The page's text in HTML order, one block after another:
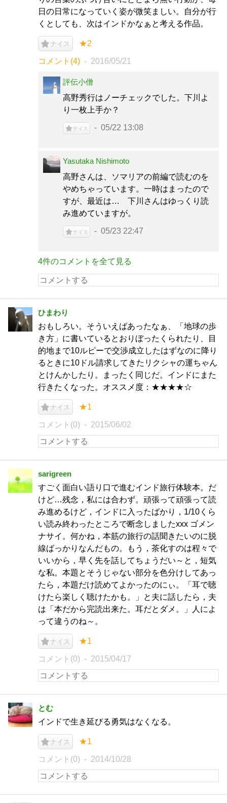
日の日常になっていく姿が微笑ましい。自分が行
くとしても、次はインドかなぁと考える作品。
ナイス ★2
コメント(4) 2016/05/21
評伝小僧
高野秀行はノーチェックでした。下川よ
り一枚上手か？
ナイス 05/22 13:08
Yasutaka Nishimoto
高野さんは、ソマリアの前編で読むのを
やめちゃっています。一時はまったので
すが、最近は… 下川さんはゆっくり読
み進めていますが。
ナイス 05/23 22:47
4件のコメントを全て見る
ひまわり
おもしろい。そういえばあったなぁ、「地球の歩
き方」に書いているとおりぼったくられたり、目
的地まで10ルピーで交渉成立したはずなのに降り
るときに10ドル請求してきたリクシャの運ちゃん
とけんかしたり。まったく同じだ。インドにまた
行きたくなった。オススメ度：★★★★☆
ナイス ★1
コメント(0) 2015/06/02
sarigreen
すごく面白い語り口で進むインド旅行体験本。だ
けど…残念，私には合わず。頑張って頑張って読
み進めるけど，インドに入ったばかり，1/10くら
い読み終わったところで断念しましたxxx ゴメン
ナサイ。何かね，本筋の旅行の話聞きたいのに脱
線ばっかりなんだもの。もう，茶化すのは程々で
いいから，早く先を話してちょうだい～と，短気
な私。本題とそうじゃない部分を色分けしてあっ
たら，本題だけ読めてよかったのにぃ。「耳で聴
けたら楽しく聴けたかも。」と夫に話したら，夫
は「本だから完読出来た。耳だとダメ。」人によ
って違うのね～。
ナイス ★1
コメント(0) 2015/04/17
とむ
インドで生き延びる勇気はなくなる。
ナイス ★1
コメント(0) 2014/10/28